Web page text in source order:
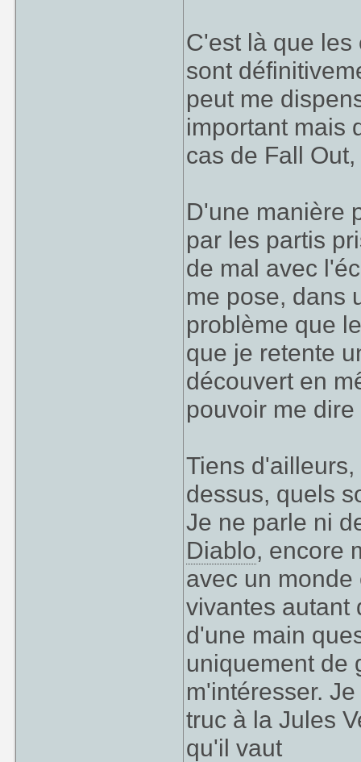
C'est là que les
sont
peut me
important mais
cas de Fall
D'une manière
par les partis
de mal avec
me pose, dans
problème que
que je retente
découvert en
pouvoir me
Tiens
dessus, quels
Je ne parle ni
Diablo, encore
avec un
vivantes autant
d'une main
uniquement de
m'intéresser.
truc à la Jules
qu'il vaut